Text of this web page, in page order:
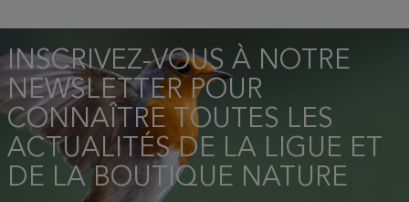
INSCRIVEZ-VOUS À NOTRE
NEWSLETTER POUR
CONNAÎTRE TOUTES LES
ACTUALITÉS DE LA LIGUE ET
DE LA BOUTIQUE NATURE